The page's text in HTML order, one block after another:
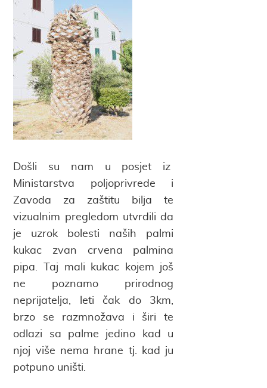
Došli su nam u posjet iz
Ministarstva poljoprivrede i
Zavoda za zaštitu bilja te
vizualnim pregledom utvrdili da
je uzrok bolesti naših palmi
kukac zvan crvena palmina
pipa. Taj mali kukac kojem još
ne poznamo prirodnog
neprijatelja, leti čak do 3km,
brzo se razmnožava i širi te
odlazi sa palme jedino kad u
njoj više nema hrane tj. kad ju
potpuno uništi.